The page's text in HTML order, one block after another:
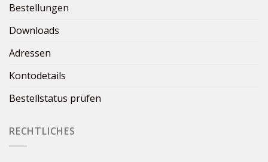
Bestellungen
Downloads
Adressen
Kontodetails
Bestellstatus prüfen
RECHTLICHES